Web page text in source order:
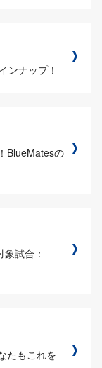
ンナップ！
BlueMatesの
試合：
たもこれを